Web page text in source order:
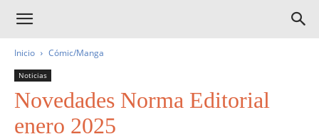
Inicio Cómic/Manga
Noticias
Novedades Norma Editorial
enero 2025